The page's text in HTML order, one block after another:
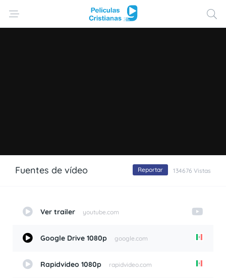
Fuentes de vídeo 134676 Vistas
Reportar
Ver trailer youtube.com
Google Drive 1080p google.com
Rapidvideo 1080p rapidvideo.com